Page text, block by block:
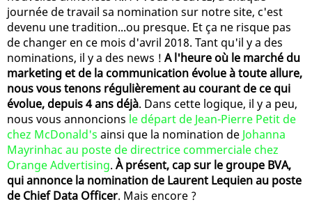
journée de travail sa nomination sur notre site, c'est
devenu une tradition...ou presque. Et ça ne risque pas
de changer en ce mois d'avril 2018. Tant qu'il y a des
nominations, il y a des news ! A l'heure où le marché du
marketing et de la communication évolue à toute allure,
nous vous tenons régulièrement au courant de ce qui
évolue, depuis 4 ans déjà. Dans cette logique, il y a peu,
nous vous annoncions le départ de Jean-Pierre Petit de
chez McDonald's ainsi que la nomination de Johanna
Mayrinhac au poste de directrice commerciale chez
Orange Advertising. À présent, cap sur le groupe BVA,
qui annonce la nomination de Laurent Lequien au poste
de Chief Data Officer. Mais encore ?